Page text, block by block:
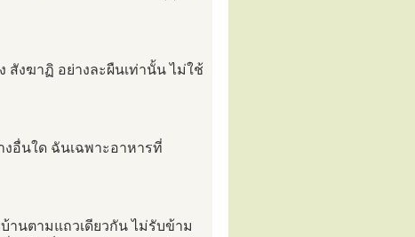
สังฆาฏิ อย่างละผืนเท่านั้น ไม่ใช้
อื่นใด ฉันเฉพาะอาหารที่
านตามแถวเดียวกัน ไม่รับข้าม